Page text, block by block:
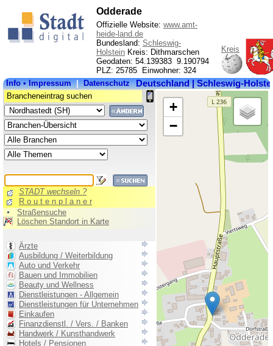
Odderade
Offizielle Website: www.amt-
heide-land.de
Bundesland: Schleswig-
Holstein Kreis: Dithmarschen
Geodaten: 54.139383 9.190794
PLZ: 25785 Einwohner: 324
Kreis